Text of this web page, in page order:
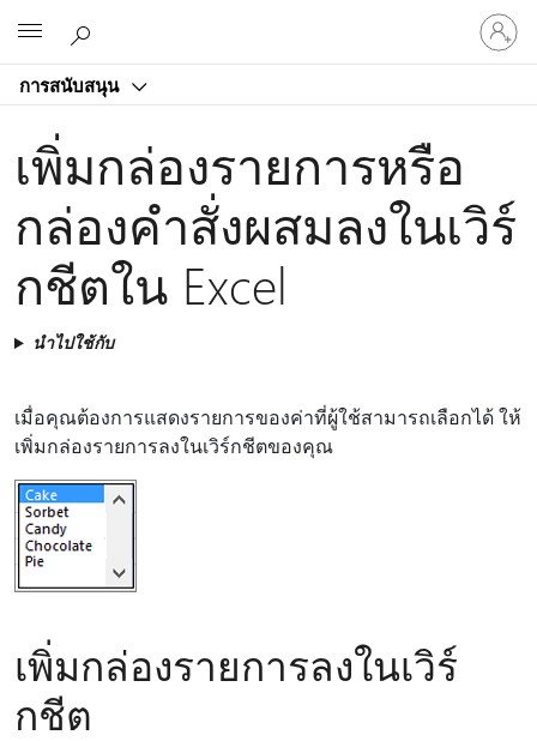
การสนับสนุน
ลงชื่อ
เข้า
บัญชี
เพิ่มกล่องรายการหรือ
กล่องคําสั่งผสมลงในเวิร์
กชีตใน Excel
นำไปใช้กับ
เมื่อคุณต้องการแสดงรายการของค่าที่ผู้ใช้สามารถเลือกได้ ให้
เพิ่มกล่องรายการลงในเวิร์กชีตของคุณ
เพิ่มกล่องรายการลงในเวิร์
กชีต